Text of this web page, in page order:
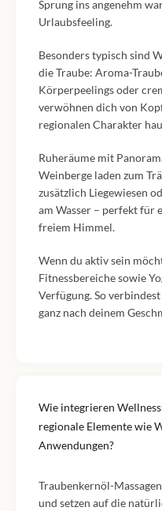
Sprung ins angenehm
Urlaubsfeeling.
Besonders typisch sind
die Traube: Aroma-
Körperpeelings oder
verwöhnen dich von
regionalen Charakter
Ruheräume mit
Weinberge laden zum
zusätzlich Liegewiesen
am Wasser – perfekt für
freiem Himmel.
Wenn du aktiv sein
Fitnessbereiche sowie
Verfügung. So
ganz nach deinem
Wie integrieren
regionale Elemente wie
Anwendungen?
Traubenkernöl-
und setzen auf die